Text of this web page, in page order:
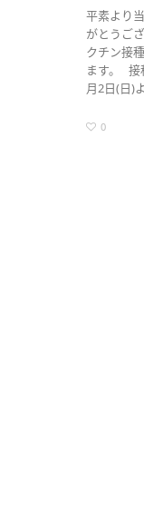
平素より
がとうご
クチン接
ます。 接
月2日(日)
0